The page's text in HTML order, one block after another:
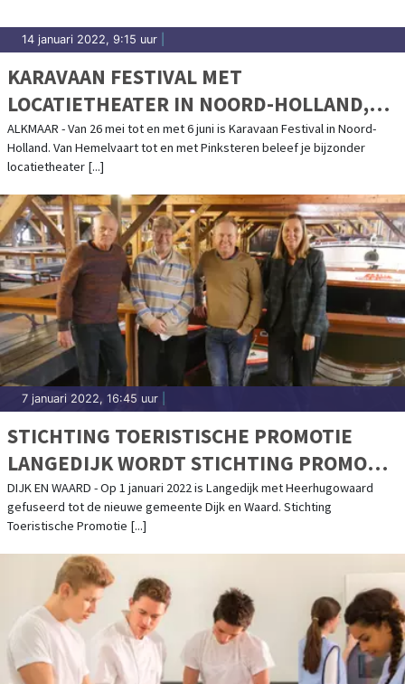
14 januari 2022, 9:15 uur
KARAVAAN FESTIVAL MET
LOCATIETHEATER IN NOORD-HOLLAND,
VAN GROOTSE STRAND-OPERA TOT
CULINAIR MUZIEKTHEATER
ALKMAAR - Van 26 mei tot en met 6 juni is Karavaan Festival in Noord-
Holland. Van Hemelvaart tot en met Pinksteren beleef je bijzonder
locatietheater [...]
7 januari 2022, 16:45 uur
STICHTING TOERISTISCHE PROMOTIE
LANGEDIJK WORDT STICHTING PROMOTIE
DIJK EN WAARD
DIJK EN WAARD - Op 1 januari 2022 is Langedijk met Heerhugowaard
gefuseerd tot de nieuwe gemeente Dijk en Waard. Stichting
Toeristische Promotie [...]